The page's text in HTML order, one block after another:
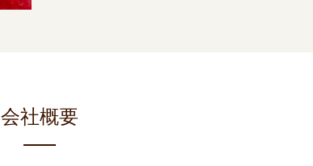
会社概要